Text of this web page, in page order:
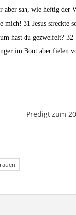
aber sah, wie heftig der
31 Jesus streckte
hast du gezweifelt? 32
im Boot aber fielen
Predigt zum